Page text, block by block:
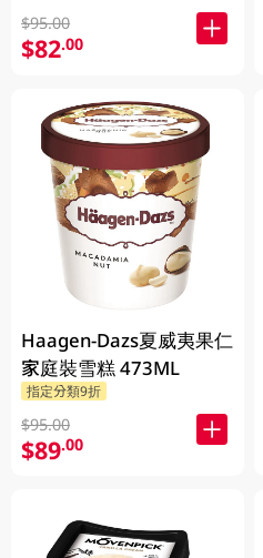
$95.00
$82.00
Haagen-Dazs夏威夷果仁
家庭裝雪糕 473ML
指定分類9折
$95.00
$89.00